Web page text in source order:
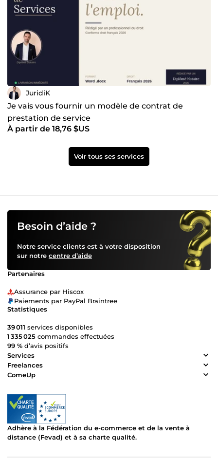
JuridiK
Je vais vous fournir un modèle de contrat de
prestation de service
À partir de 18,76 $US
Voir tous ses services
Besoin d’aide ?
Notre service clients est à votre disposition
sur notre centre d’aide
Partenaires
Assurance par Hiscox
Paiements par PayPal Braintree
Statistiques
39 011 services disponibles
1 335 025 commandes effectuées
99 % d’avis positifs
Services
Freelances
ComeUp
Adhère à la Fédération du e-commerce et de la vente à
distance (Fevad) et à sa charte qualité.